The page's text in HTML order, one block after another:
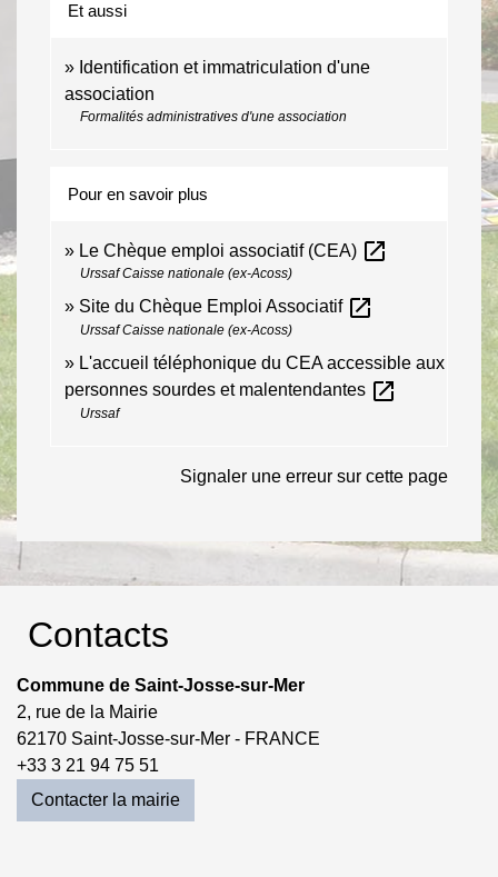
Et aussi
Identification et immatriculation d'une
association
Formalités administratives d'une association
Pour en savoir plus
Le Chèque emploi associatif (CEA) open_in_new
Urssaf Caisse nationale (ex-Acoss)
Site du Chèque Emploi Associatif open_in_new
Urssaf Caisse nationale (ex-Acoss)
L'accueil téléphonique du CEA accessible aux
personnes sourdes et malentendantes open_in_new
Urssaf
Signaler une erreur sur cette page
Contacts
Commune de Saint-Josse-sur-Mer
2, rue de la Mairie
62170 Saint-Josse-sur-Mer - FRANCE
+33 3 21 94 75 51
Contacter la mairie